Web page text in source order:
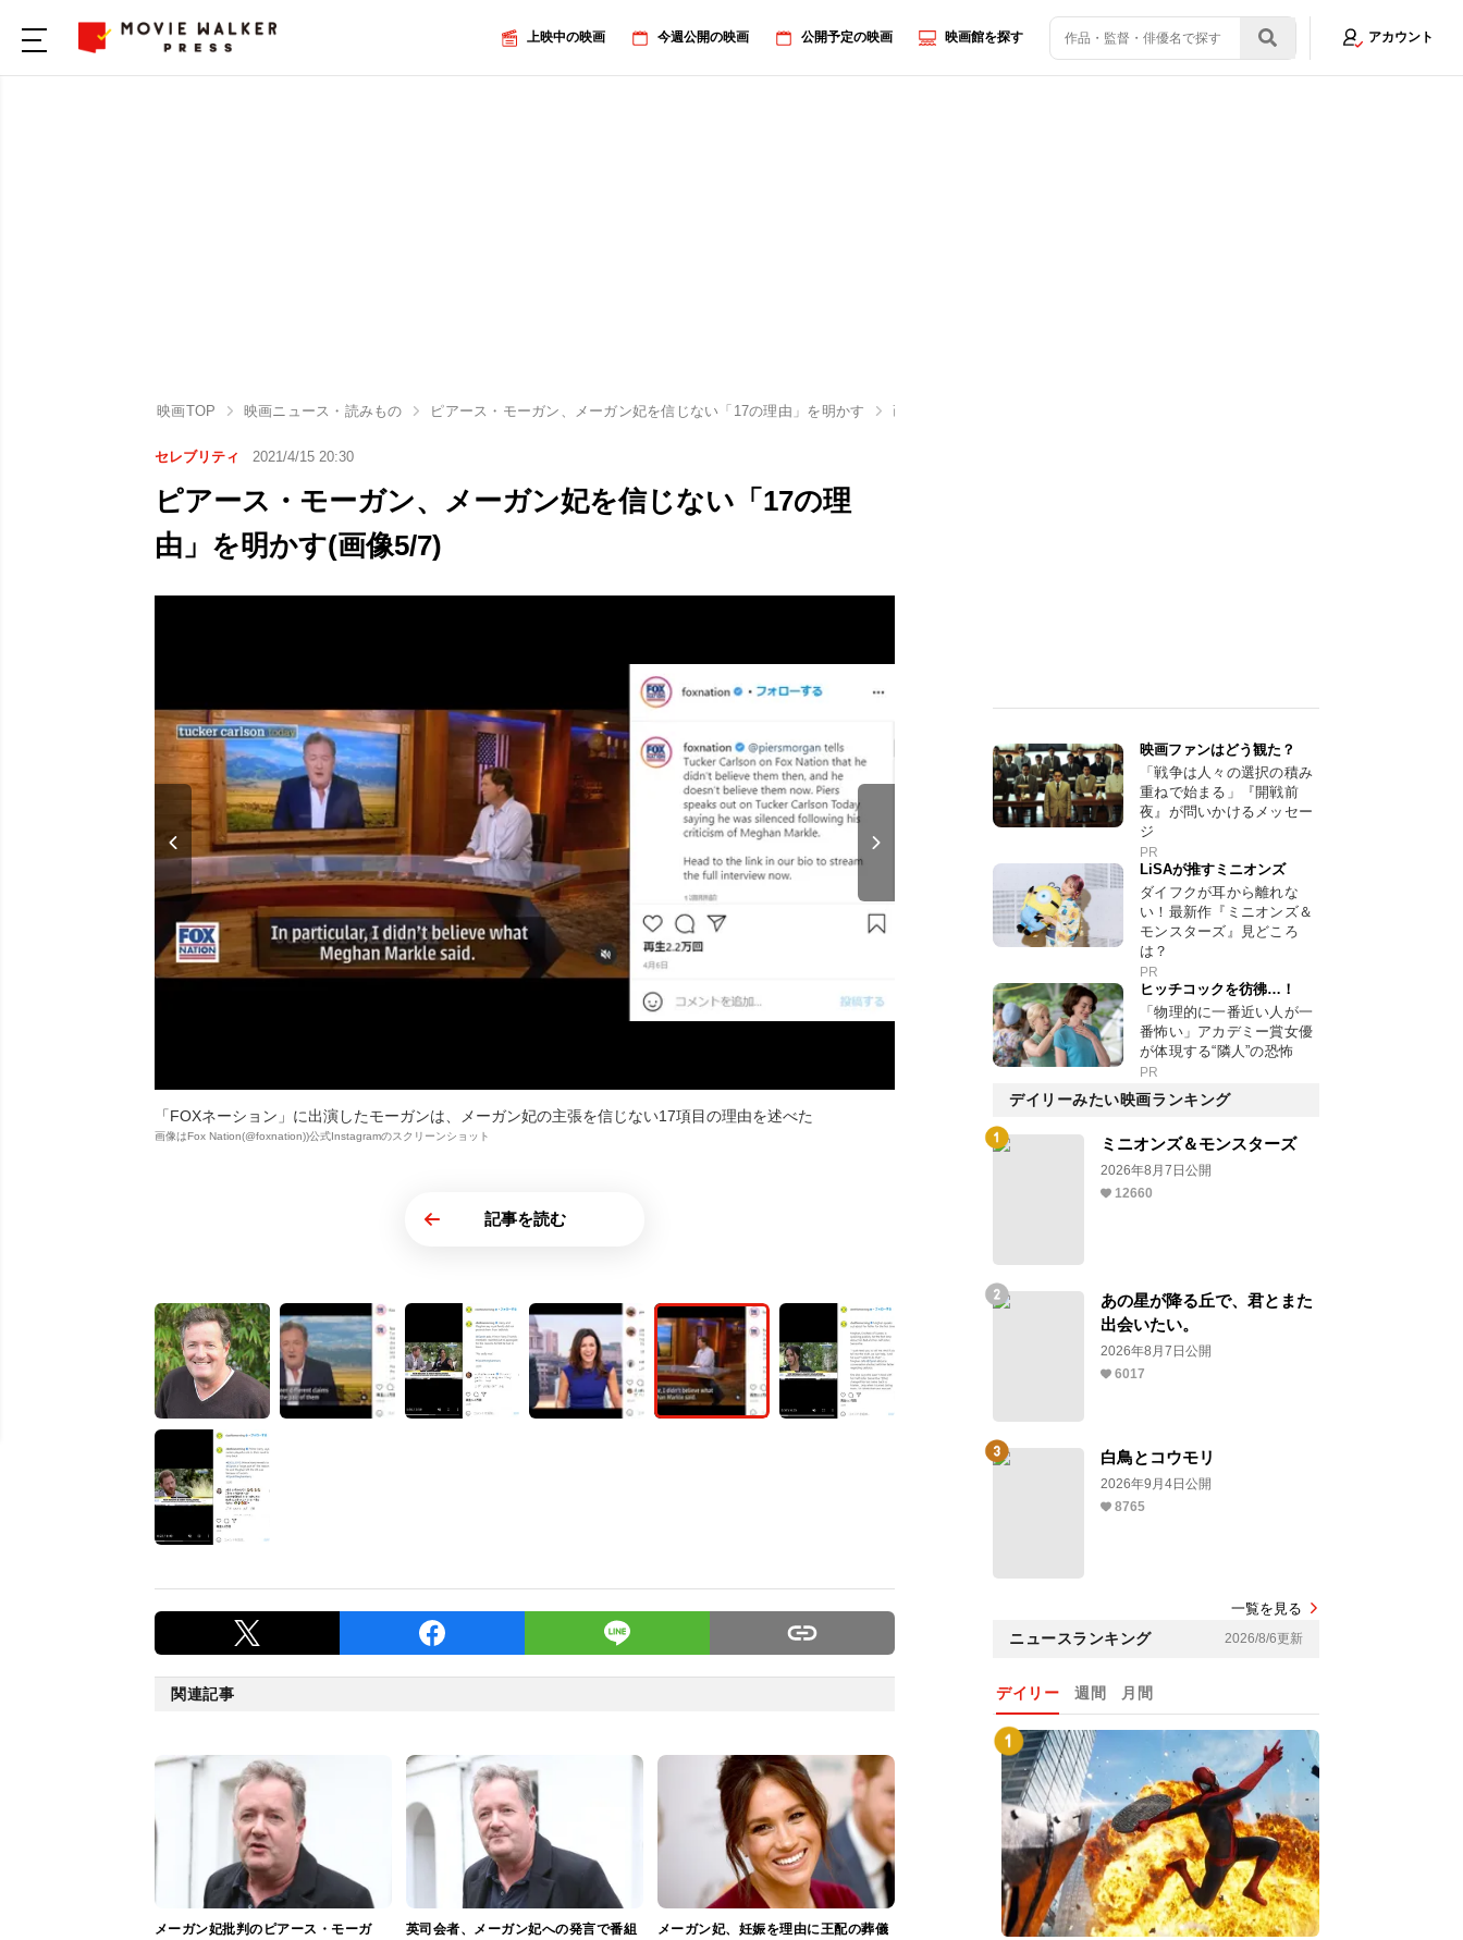
上映中の映画 今週公開の映画 公開予定の映画 映画館を探す アカウント
映画TOP 映画ニュース・読みもの ピアース・モーガン、メーガン妃を信じない「17の理由」を明かす 画像5/7
セレブリティ 2021/4/15 20:30
ピアース・モーガン、メーガン妃を信じない「17の理
由」を明かす(画像5/7)
「FOXネーション」に出演したモーガンは、メーガン妃の主張を信じない17項目の理由を述べた
画像はFox Nation(@foxnation))公式Instagramのスクリーンショット
記事を読む
関連記事
メーガン妃批判のピアース・モーガ
英司会者、メーガン妃への発言で番組
メーガン妃、妊娠を理由に王配の葬儀
映画ファンはどう観た？
「戦争は人々の選択の積み
重ねで始まる」『開戦前
夜』が問いかけるメッセー
ジ
PR
LiSAが推すミニオンズ
ダイフクが耳から離れな
い！最新作『ミニオンズ＆
モンスターズ』見どころ
は？
PR
ヒッチコックを彷彿…！
「物理的に一番近い人が一
番怖い」アカデミー賞女優
が体現する“隣人”の恐怖
PR
デイリーみたい映画ランキング
ミニオンズ＆モンスターズ
2026年8月7日公開
12660
あの星が降る丘で、君とまた
出会いたい。
2026年8月7日公開
6017
白鳥とコウモリ
2026年9月4日公開
8765
一覧を見る
ニュースランキング 2026/8/6更新
デイリー 週間 月間